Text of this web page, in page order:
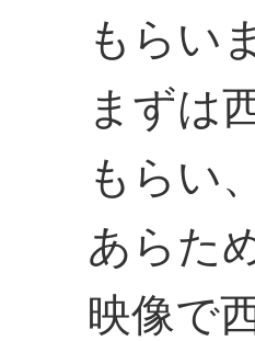
もらい
まずは
もらい
あらた
映像で